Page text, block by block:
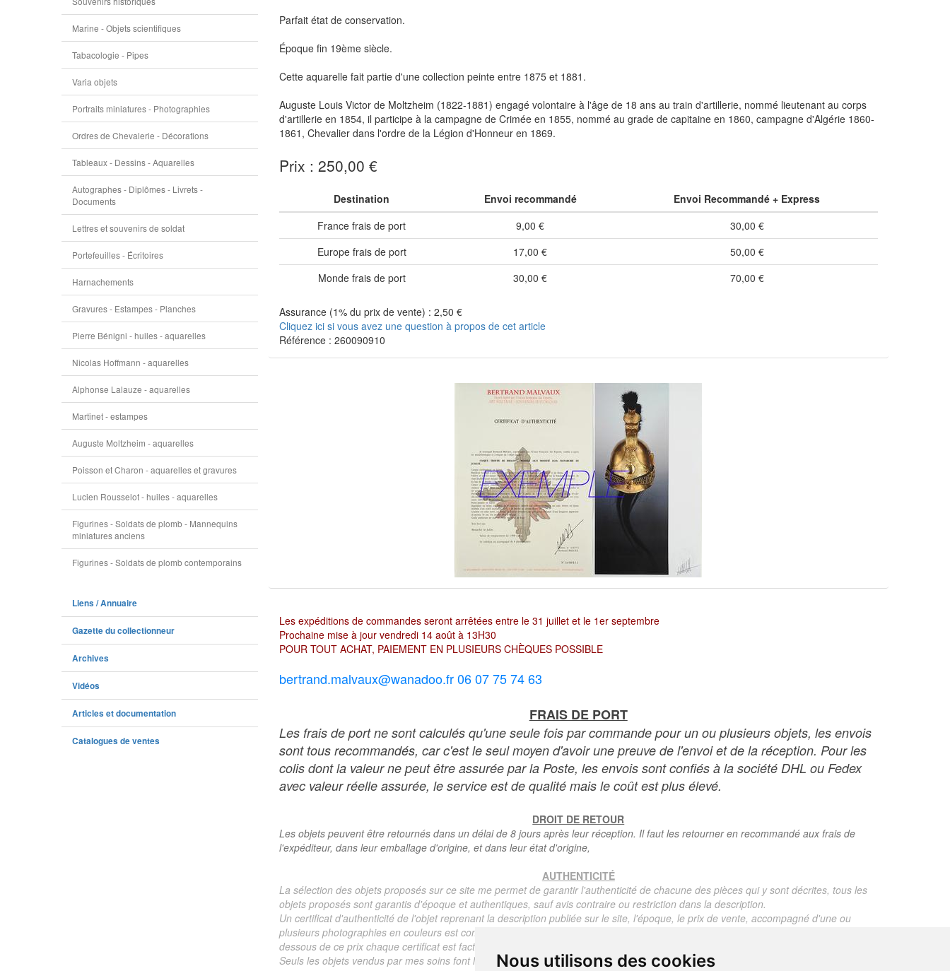
Nous utilisons des cookies
Marine - Objets scientifiques
Tabacologie - Pipes
Varia objets
Portraits miniatures - Photographies
Ordres de Chevalerie - Décorations
Tableaux - Dessins - Aquarelles
Autographes - Diplômes - Livrets -
Documents
Lettres et souvenirs de soldat
Portefeuilles - Écritoires
Harnachements
Gravures - Estampes - Planches
Pierre Bénigni - huiles - aquarelles
Nicolas Hoffmann - aquarelles
Alphonse Lalauze - aquarelles
Martinet - estampes
Auguste Moltzheim - aquarelles
Poisson et Charon - aquarelles et gravures
Lucien Rousselot - huiles - aquarelles
Figurines - Soldats de plomb - Mannequins
miniatures anciens
Figurines - Soldats de plomb contemporains
Liens / Annuaire
Gazette du collectionneur
Archives
Vidéos
Articles et documentation
Catalogues de ventes
Parfait état de conservation.
Époque fin 19ème siècle.
Cette aquarelle fait partie d'une collection peinte entre 1875 et 1881.
Auguste Louis Victor de Moltzheim (1822-1881) engagé volontaire à l'âge de 18 ans au train d'artillerie, nommé lieutenant au corps
d'artillerie en 1854, il participe à la campagne de Crimée en 1855, nommé au grade de capitaine en 1860, campagne d'Algérie 1860-
1861, Chevalier dans l'ordre de la Légion d'Honneur en 1869.
Prix : 250,00 €
Destination Envoi recommandé
Envoi Recommandé + Express
France frais de port
9,00 €
30,00 €
Europe frais de port
17,00 €
50,00 €
Monde frais de port
30,00 € 70,00 €
Assurance (1% du prix de vente) : 2,50 €
Cliquez ici si vous avez une question à propos de cet article
Référence : 260090910
Les expéditions de commandes seront arrêtées entre le 31 juillet et le 1er septembre
Prochaine mise à jour vendredi 14 août à 13H30
POUR TOUT ACHAT, PAIEMENT EN PLUSIEURS CHÈQUES POSSIBLE
bertrand.malvaux@wanadoo.fr 06 07 75 74 63
FRAIS DE PORT
Les frais de port ne sont calculés qu'une seule fois par commande pour un ou plusieurs objets, les envois
sont tous recommandés, car c'est le seul moyen d'avoir une preuve de l'envoi et de la réception. Pour les
colis dont la valeur ne peut être assurée par la Poste, les envois sont confiés à la société DHL ou Fedex
avec valeur réelle assurée, le service est de qualité mais le coût est plus élevé.
DROIT DE RETOUR
Les objets peuvent être retournés dans un délai de 8 jours après leur réception. Il faut les retourner en recommandé aux frais de
l'expéditeur, dans leur emballage d'origine, et dans leur état d'origine,
AUTHENTICITÉ
La sélection des objets proposés sur ce site me permet de garantir l'authenticité de chacune des pièces qui y sont décrites, tous les
objets proposés sont garantis d'époque et authentiques, sauf avis contraire ou restriction dans la description.
Un certificat d'authenticité de l'objet reprenant la description publiée sur le site, l'époque, le prix de vente, accompagné d'une ou
plusieurs photographies en couleurs est communiqué automatiquement pour tout objet dont le prix est supérieur à 130 euros. En
dessous de ce prix chaque certificat est facturé 5 euros.
Seuls les objets vendus par mes soins font l'objet d'un certificat d'authenticité, je ne fais aucun rapport d'expertise pour les objets